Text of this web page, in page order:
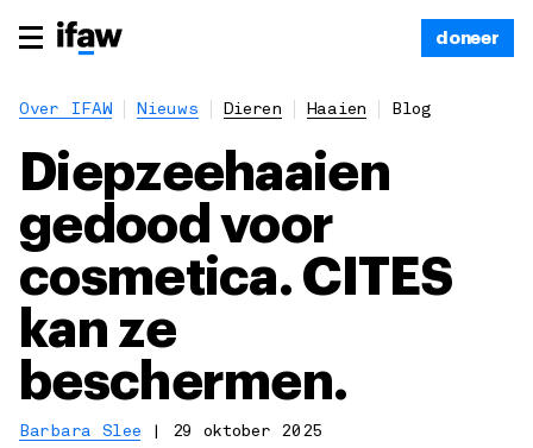
doneer
Over IFAW Nieuws Dieren Haaien Blog
Diepzeehaaien
gedood voor
cosmetica. CITES
kan ze
beschermen.
Barbara Slee 29 oktober 2025